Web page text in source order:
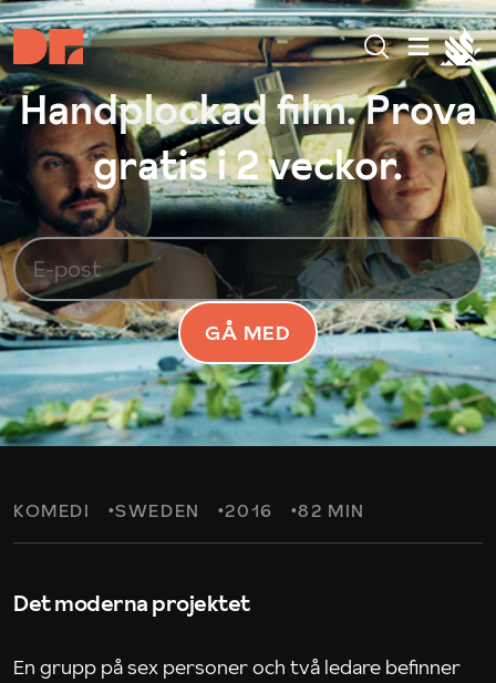
Handplockad film. Prova
gratis i 2 veckor.
GÅ MED
KOMEDI SWEDEN 2016 82 MIN
Det moderna projektet
En grupp på sex personer och två ledare befinner